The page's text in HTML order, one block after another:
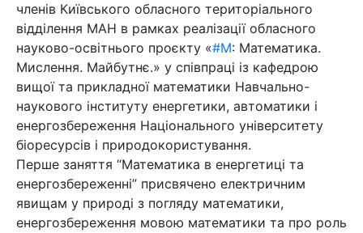
членів Київського обласного територіального
відділення МАН в рамках реалізації обласного
науково-освітнього проєкту «#М: Математика.
Мислення. Майбутнє.» у співпраці із кафедрою
вищої та прикладної математики Навчально-
наукового інституту енергетики, автоматики і
енергозбереження Національного університету
біоресурсів і природокористування.
Перше заняття “Математика в енергетиці та
енергозбереженні” присвячено електричним
явищам у природі з погляду математики,
енергозбереження мовою математики та про роль